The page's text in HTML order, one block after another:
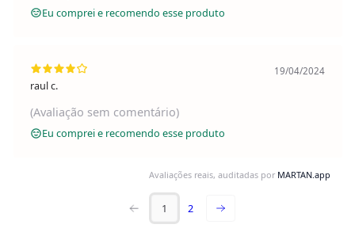
Eu comprei e recomendo esse produto
raul c.
19/04/2024
(Avaliação sem comentário)
Eu comprei e recomendo esse produto
Avaliações reais, auditadas por MARTAN.app
1 2